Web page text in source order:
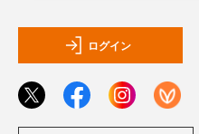
ログイン